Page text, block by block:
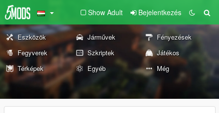
Show Adult Bejelentkezés
Eszközök Járművek
Fényezések
Fegyverek
Szkriptek
Játékos
Térképek
Egyéb Még